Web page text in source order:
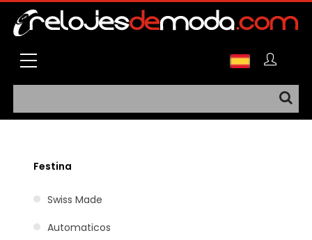
Festina
Swiss Made
Automaticos